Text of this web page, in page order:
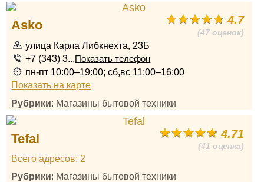
4.7
(47 оценок)
Asko
улица Карла Либкнехта, 23Б
+7 (343) 3...Показать телефон
пн-пт 10:00–19:00; сб,вс 11:00–16:00
Показать на карте
Рубрики: Магазины бытовой техники
4.71
(41 оценка)
Tefal
Всего адресов: 2
Рубрики: Магазины бытовой техники